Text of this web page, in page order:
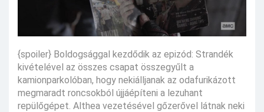
{spoiler} Boldogsággal kezdődik az epizód: Strandék
kivételével az összes csapat összegyűlt a
kamionparkolóban, hogy nekiálljanak az odafurikázott
megmaradt roncsokból újjáépíteni a lezuhant
repülőgépet. Althea vezetésével gőzerővel látnak neki